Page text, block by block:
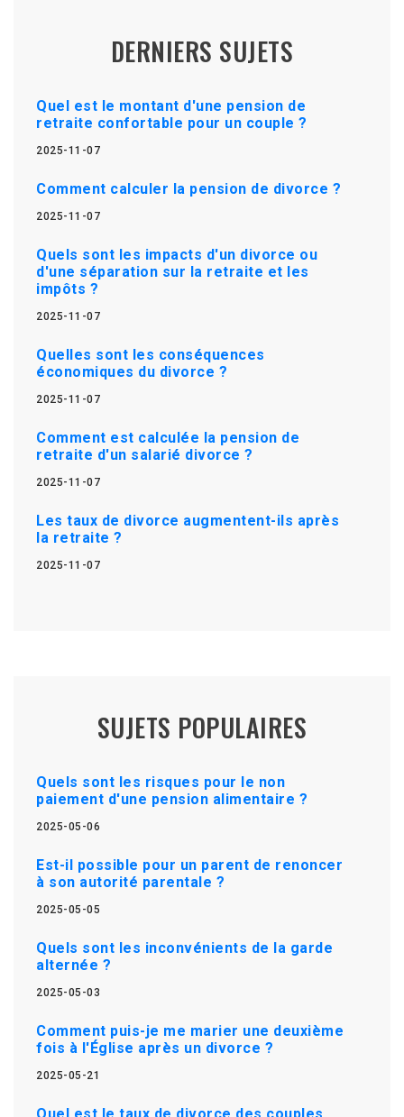
DERNIERS SUJETS
Quel est le montant d'une pension de
retraite confortable pour un couple ?
2025-11-07
Comment calculer la pension de divorce ?
2025-11-07
Quels sont les impacts d'un divorce ou
d'une séparation sur la retraite et les
impôts ?
2025-11-07
Quelles sont les conséquences
économiques du divorce ?
2025-11-07
Comment est calculée la pension de
retraite d'un salarié divorce ?
2025-11-07
Les taux de divorce augmentent-ils après
la retraite ?
2025-11-07
SUJETS POPULAIRES
Quels sont les risques pour le non
paiement d'une pension alimentaire ?
2025-05-06
Est-il possible pour un parent de renoncer
à son autorité parentale ?
2025-05-05
Quels sont les inconvénients de la garde
alternée ?
2025-05-03
Comment puis-je me marier une deuxième
fois à l'Église après un divorce ?
2025-05-21